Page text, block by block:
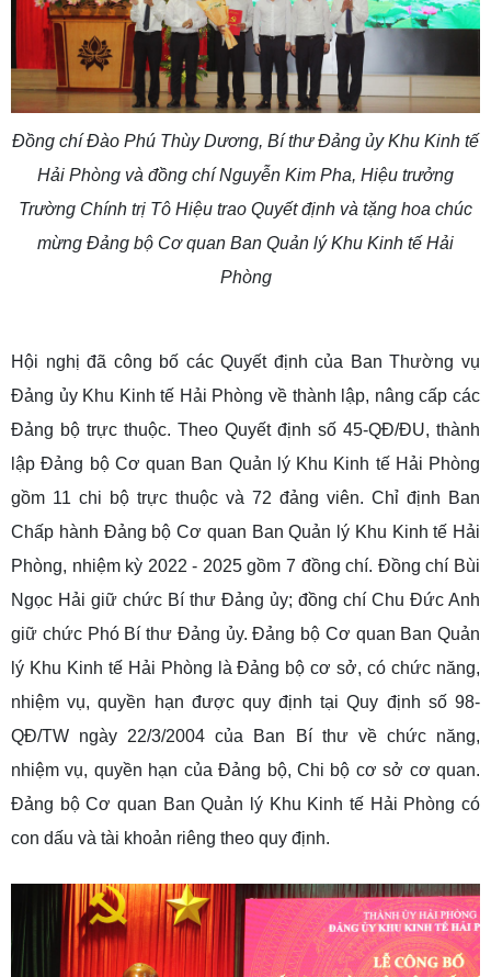
Đồng chí Đào Phú Thùy Dương, Bí thư Đảng ủy Khu Kinh tế
Hải Phòng và đồng chí Nguyễn Kim Pha, Hiệu trưởng
Trường Chính trị Tô Hiệu trao Quyết định và tặng hoa chúc
mừng Đảng bộ Cơ quan Ban Quản lý Khu Kinh tế Hải
Phòng
Hội nghị đã công bố các Quyết định của Ban Thường vụ
Đảng ủy Khu Kinh tế Hải Phòng về thành lập, nâng cấp các
Đảng bộ trực thuộc. Theo Quyết định số 45-QĐ/ĐU, thành
lập Đảng bộ Cơ quan Ban Quản lý Khu Kinh tế Hải Phòng
gồm 11 chi bộ trực thuộc và 72 đảng viên. Chỉ định Ban
Chấp hành Đảng bộ Cơ quan Ban Quản lý Khu Kinh tế Hải
Phòng, nhiệm kỳ 2022 - 2025 gồm 7 đồng chí. Đồng chí Bùi
Ngọc Hải giữ chức Bí thư Đảng ủy; đồng chí Chu Đức Anh
giữ chức Phó Bí thư Đảng ủy. Đảng bộ Cơ quan Ban Quản
lý Khu Kinh tế Hải Phòng là Đảng bộ cơ sở, có chức năng,
nhiệm vụ, quyền hạn được quy định tại Quy định số 98-
QĐ/TW ngày 22/3/2004 của Ban Bí thư về chức năng,
nhiệm vụ, quyền hạn của Đảng bộ, Chi bộ cơ sở cơ quan.
Đảng bộ Cơ quan Ban Quản lý Khu Kinh tế Hải Phòng có
con dấu và tài khoản riêng theo quy định.